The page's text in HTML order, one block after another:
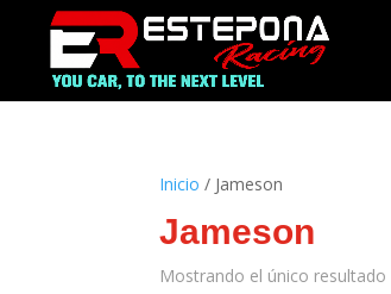
Inicio / Jameson
Jameson
Mostrando el único resultado